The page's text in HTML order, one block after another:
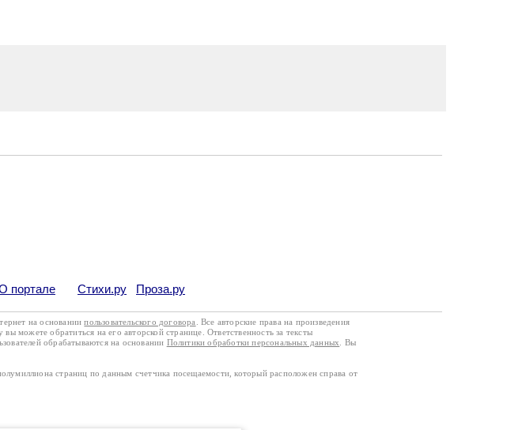
портале Стихи.ру Проза.ру
на основаниипользовательского договора
. Все авторские права на произведения
можете обратиться на его авторской странице. Ответственность за тексты
обрабатываются на основании Политики обработки персональных данных
. Вы
страниц по данным счетчика посещаемости, который расположен справа от